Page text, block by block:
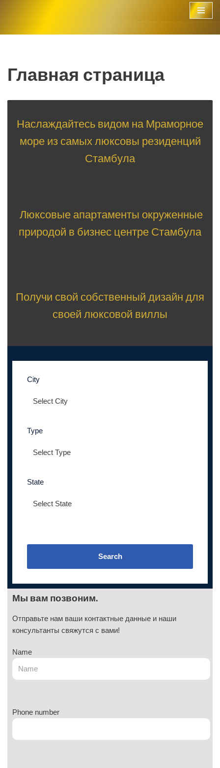
Главная страница
Наслаждайтесь видом на Мраморное
море из самых люксовы резиденций
Стамбула
Люксовые апартаменты окруженные
природой в бизнес центре Стамбула
Получи свой собственный дизайн для
своей люксовой виллы
City
Type
State
Search
Мы вам позвоним.
Отправьте нам ваши контактные данные и наши
консультанты свяжутся с вами!
Name
Phone number